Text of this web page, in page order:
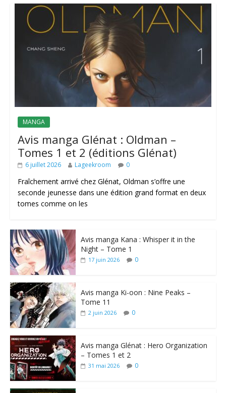
MANGA
Avis manga Glénat : Oldman –
Tomes 1 et 2 (éditions Glénat)
6 juillet 2026 Lageekroom 0
Fraîchement arrivé chez Glénat, Oldman s’offre une
seconde jeunesse dans une édition grand format en deux
tomes comme on les
Avis manga Kana : Whisper it in the
Night – Tome 1
17 juin 2026 0
Avis manga Ki-oon : Nine Peaks –
Tome 11
2 juin 2026 0
Avis manga Glénat : Hero Organization
– Tomes 1 et 2
31 mai 2026 0